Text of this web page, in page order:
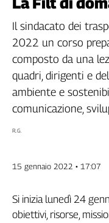
Filcams
Filctem
Fillea
Filt
Fp
Slc
Inca
Caaf
Il sindacato dei
2022 un corso
composto da una
quadri, dirigenti e
ambiente e
comunicazione,
R.G.
15 gennaio 2022 • 17:07
Si inizia lunedì 24
obiettivi, risorse,